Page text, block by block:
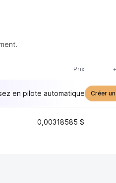
Prix
en pilote automatique Créer
0,00318585 $